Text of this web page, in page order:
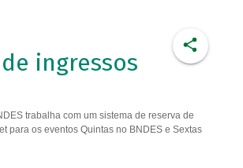
ingressos
trabalha com um sistema de reserva de
para os eventos Quintas no BNDES e Sextas